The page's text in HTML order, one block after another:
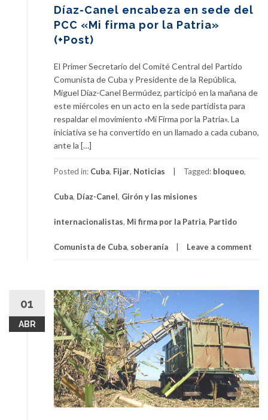
Díaz-Canel encabeza en sede del
PCC «Mi firma por la Patria»
(+Post)
El Primer Secretario del Comité Central del Partido
Comunista de Cuba y Presidente de la República,
Miguel Díaz-Canel Bermúdez, participó en la mañana de
este miércoles en un acto en la sede partidista para
respaldar el movimiento «Mi Firma por la Patria». La
iniciativa se ha convertido en un llamado a cada cubano,
ante la […]
Posted in: Cuba, Fijar, Noticias Tagged: bloqueo,
Cuba, Díaz-Canel, Girón y las misiones
internacionalistas, Mi firma por la Patria, Partido
Comunista de Cuba, soberanía Leave a comment
01
ABR